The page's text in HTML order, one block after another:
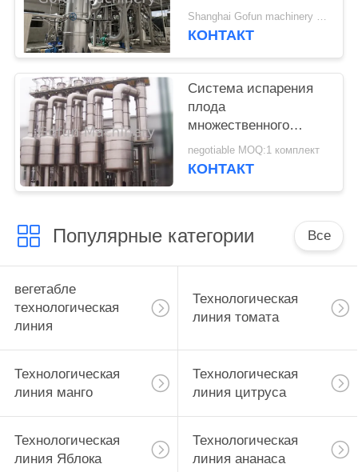
легкая - емкость
35000Л/Х
Shanghai Gofun machinery company MOQ:1 комплект
КОНТАКТ
Система испарения
плода
множественного
влияния падая для
сконденсированного
negotiable MOQ:1 комплект
КОНТАКТ
Популярные категории Все
вегетабле
технологическая
линия
Технологическая
линия томата
Технологическая
линия манго
Технологическая
линия цитруса
Технологическая
линия Яблока
Технологическая
линия ананаса